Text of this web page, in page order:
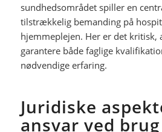
sundhedsområdet spiller en
tilstrækkelig bemanding på
hjemmeplejen. Her er det kritisk,
garantere både faglige
nødvendige erfaring.
Juridiske
ansvar ved